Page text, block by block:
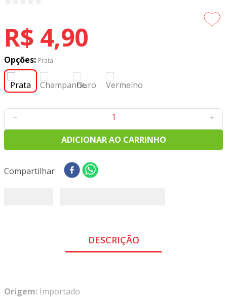
R$ 4,90
Opções: Prata
＋
－
ADICIONAR AO CARRINHO
Compartilhar
DESCRIÇÃO
Origem: Importado
6º
tecido tricoline
7º
percal
8
tricoline digital
9º
tecido oxford
10º toalha mesa